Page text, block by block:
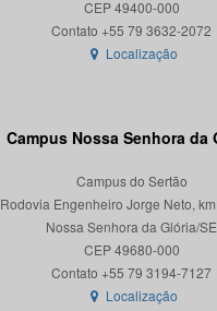
CEP 49400-000
Localização
Campus Nossa Senhora da
Campus do Sertão
Rodovia Engenheiro Jorge Neto,
Nossa Senhora da Glória/SE
CEP 49680-000
Localização